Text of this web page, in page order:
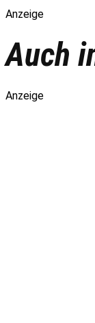
Anzeige
Auch
Anzeige